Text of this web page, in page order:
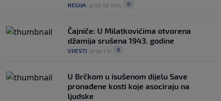
REGIJA prije 52 min 0
Čajniče: U Milatkovićima otvorena
džamija srušena 1943. godine
VIJESTI prije 1 h 0
U Brčkom u isušenom dijelu Save
pronađene kosti koje asociraju na
ljudske